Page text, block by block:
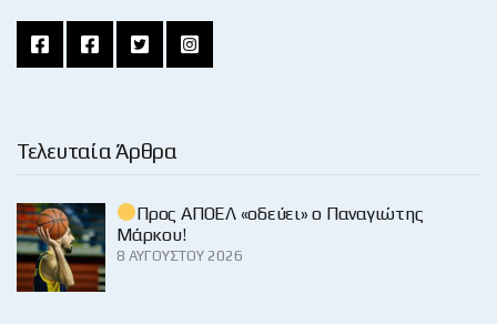
Τελευταία Άρθρα
Προς ΑΠΟΕΛ «οδεύει» ο Παναγιώτης
Μάρκου!
8 ΑΥΓΟΎΣΤΟΥ 2026